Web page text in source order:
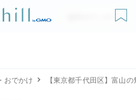
無料ダウンロード
おでかけ 【東京都千代田区】富山